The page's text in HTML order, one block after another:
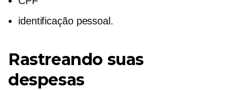
identificação pessoal.
Rastreando suas
despesas